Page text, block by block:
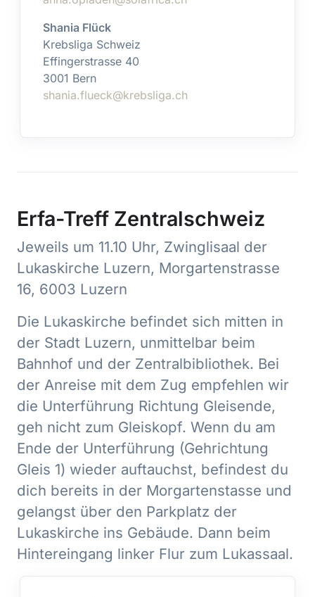
Shania Flück
Krebsliga Schweiz
Effingerstrasse 40
3001 Bern
shania.flueck@krebsliga.ch
Erfa-Treff Zentralschweiz
Jeweils um 11.10 Uhr, Zwinglisaal der
Lukaskirche Luzern, Morgartenstrasse
16, 6003 Luzern
Die Lukaskirche befindet sich mitten in
der Stadt Luzern, unmittelbar beim
Bahnhof und der Zentralbibliothek. Bei
der Anreise mit dem Zug empfehlen wir
die Unterführung Richtung Gleisende,
geh nicht zum Gleiskopf. Wenn du am
Ende der Unterführung (Gehrichtung
Gleis 1) wieder auftauchst, befindest du
dich bereits in der Morgartenstasse und
gelangst über den Parkplatz der
Lukaskirche ins Gebäude. Dann beim
Hintereingang linker Flur zum Lukassaal.